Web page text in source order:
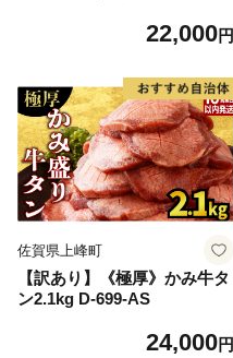
22,000円
佐賀県上峰町
【訳あり】《極厚》かみ牛タ
ン2.1kg D-699-AS
24,000円